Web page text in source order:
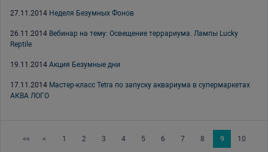
27.11.2014 Неделя Безумных Фонов
26.11.2014 Вебинар на тему: Освещение террариума. Лампы Lucky
Reptile
19.11.2014 Акция Безумные дни
17.11.2014 Мастер-класс Tetra по запуску аквариума в супермаркетах
АКВА ЛОГО
<< < 1 2 3 4 5 6 7 8 9 10